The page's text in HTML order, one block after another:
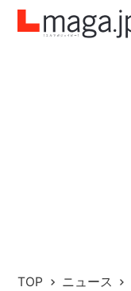
TOP ニュース